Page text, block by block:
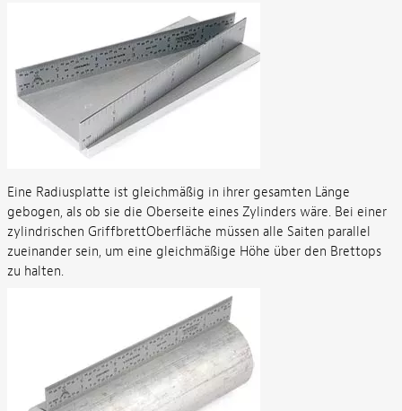
Eine Radiusplatte ist gleichmäßig in ihrer gesamten Länge
gebogen, als ob sie die Oberseite eines Zylinders wäre. Bei einer
zylindrischen GriffbrettOberfläche müssen alle Saiten parallel
zueinander sein, um eine gleichmäßige Höhe über den Brettops
zu halten.